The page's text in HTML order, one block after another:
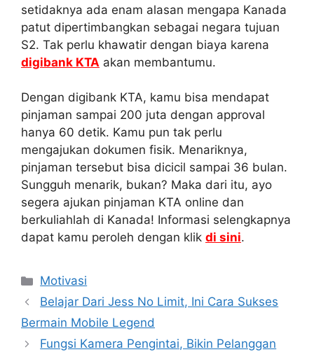
setidaknya ada enam alasan mengapa Kanada
patut dipertimbangkan sebagai negara tujuan
S2. Tak perlu khawatir dengan biaya karena
digibank KTA akan membantumu.
Dengan digibank KTA, kamu bisa mendapat
pinjaman sampai 200 juta dengan approval
hanya 60 detik. Kamu pun tak perlu
mengajukan dokumen fisik. Menariknya,
pinjaman tersebut bisa dicicil sampai 36 bulan.
Sungguh menarik, bukan? Maka dari itu, ayo
segera ajukan pinjaman KTA online dan
berkuliahlah di Kanada! Informasi selengkapnya
dapat kamu peroleh dengan klik di sini.
Kategori
Motivasi
Belajar Dari Jess No Limit, Ini Cara Sukses
Bermain Mobile Legend
Fungsi Kamera Pengintai, Bikin Pelanggan